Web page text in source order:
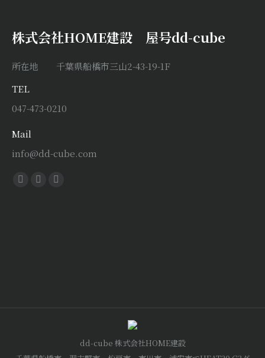
株式会社HOME建設 屋号dd-cube
所在地 千葉県船橋市三山2-43-19-1F
TEL
047-473-0210
Mail
info@dd-cube.com
Find us on:
Facebook
X
Instagram
dd-cube 株式会社HOME建設